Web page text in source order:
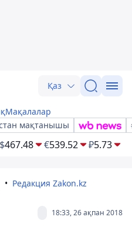
Қаз
Мақалалар
мақтанышы
$467.48 €539.52 ₽5.73
Редакция Zakon.kz
18:33, 26 ақпан 2018